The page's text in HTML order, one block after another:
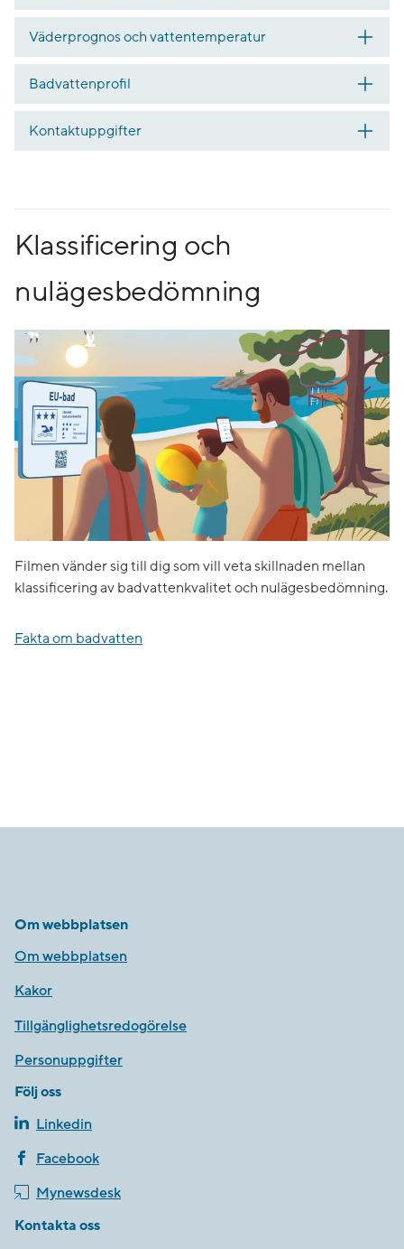
Väderprognos och vattentemperatur
Badvattenprofil
Kontaktuppgifter
Klassificering och
nulägesbedömning
Filmen vänder sig till dig som vill veta skillnaden mellan
klassificering av badvattenkvalitet och nulägesbedömning.
Fakta om badvatten
Om webbplatsen
Om webbplatsen
Kakor
Tillgänglighetsredogörelse
Personuppgifter
Följ oss
Linkedin
Facebook
Mynewsdesk
Kontakta oss